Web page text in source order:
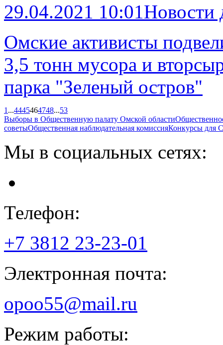
29.04.2021 10:01
Омские активисты
3,5 тонн мусора и
парка "Зеленый остров"
1 ...4445464748...53
Выборы в Общественную палату Омской области
советыОбщественная наблюдательная комиссияКонкурсы
Мы в социальных сетях:
Телефон:
+7 3812 23-23-01
Электронная почта:
opoo55@mail.ru
Режим работы: